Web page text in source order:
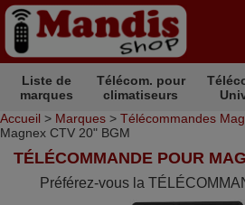
Liste de
marques
Télécom. pour
climatiseurs
Accueil > Marques > Télécommandes
Magnex CTV 20" BGM
TÉLÉCOMMANDE POUR
Préférez-vous la